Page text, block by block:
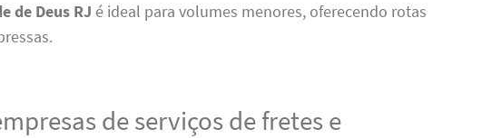
de Deus RJ é ideal para volumes menores, oferecendo rotas
de serviços de fretes e